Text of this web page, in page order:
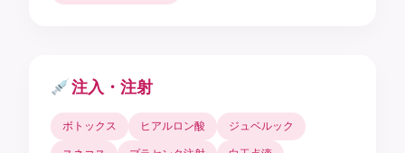
注入・注射
ボトックス ヒアルロン酸 ジュベルック